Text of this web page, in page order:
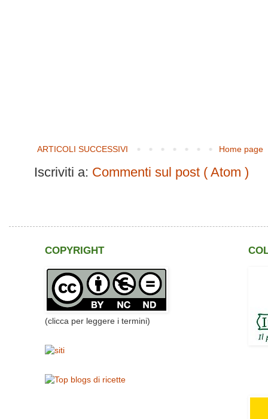
ARTICOLI SUCCESSIVI Home page
Iscriviti a: Commenti sul post ( Atom )
COPYRIGHT
(clicca per leggere i termini)